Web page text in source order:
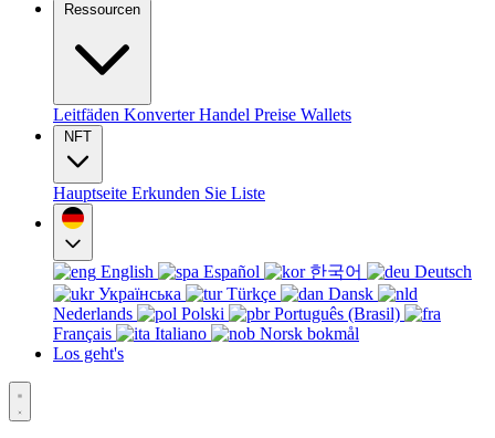
Ressourcen
Leitfäden KonverterHandel Preise Wallets
NFT
Hauptseite Erkunden Sie Liste
English Español 한국어
Deutsch
Українська
Türkçe
Dansk
Nederlands
Polski
Português (Brasil)
Français
Italiano
Norsk bokmål
Los geht's